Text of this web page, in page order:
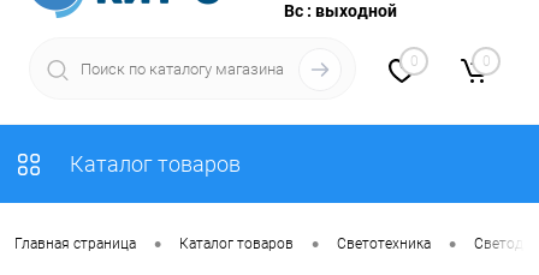
Вс : выходной
0 0
Каталог товаров
Главная страница • Каталог товаров • Светотехника •